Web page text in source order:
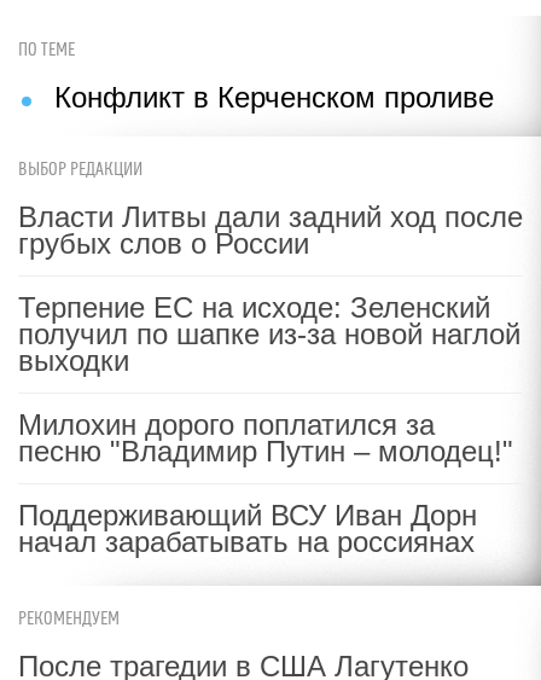
ПО ТЕМЕ
Конфликт в Керченском проливе
ВЫБОР РЕДАКЦИИ
Власти Литвы дали задний ход после
грубых слов о России
Терпение ЕС на исходе: Зеленский
получил по шапке из-за новой наглой
выходки
Милохин дорого поплатился за
песню "Владимир Путин – молодец!"
Поддерживающий ВСУ Иван Дорн
начал зарабатывать на россиянах
РЕКОМЕНДУЕМ
После трагедии в США Лагутенко